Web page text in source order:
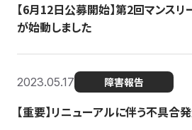
【6月12日公募開始】第2回マンス
が始動しました
2023.05.17 障害報告
【重要】リニューアルに伴う不具合